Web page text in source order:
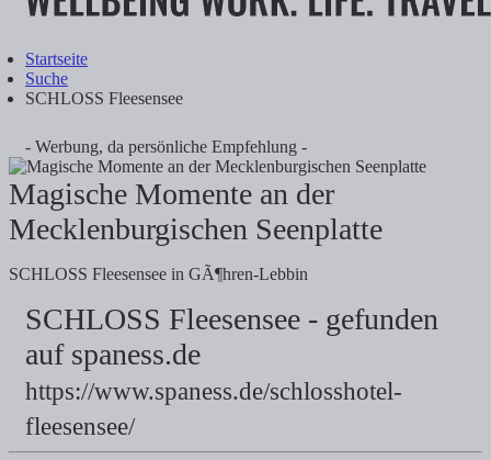
Startseite
Suche
SCHLOSS Fleesensee
- Werbung, da persönliche Empfehlung -
Magische Momente an der
Mecklenburgischen Seenplatte
SCHLOSS Fleesensee in GÃ¶hren-Lebbin
SCHLOSS Fleesensee
Reservierung & Information
SCHLOSS Fleesensee - gefunden
auf spaness.de
https://www.spaness.de/schlosshotel-
fleesensee/